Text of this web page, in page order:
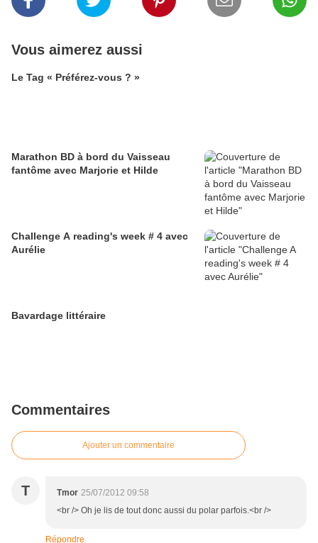
Vous aimerez aussi
Le Tag « Préférez-vous ? »
Marathon BD à bord du Vaisseau
fantôme avec Marjorie et Hilde
Challenge A reading's week # 4 avec
Aurélie
Bavardage littéraire
Commentaires
Ajouter un commentaire
T Tmor 25/07/2012 09:58
<br /> Oh je lis de tout donc aussi du polar parfois.<br />
Répondre